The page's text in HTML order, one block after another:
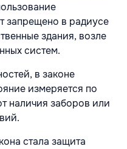
запрещено в радиусе
здания, возле
систем.
в законе
измеряется по
наличия заборов или
стала защита